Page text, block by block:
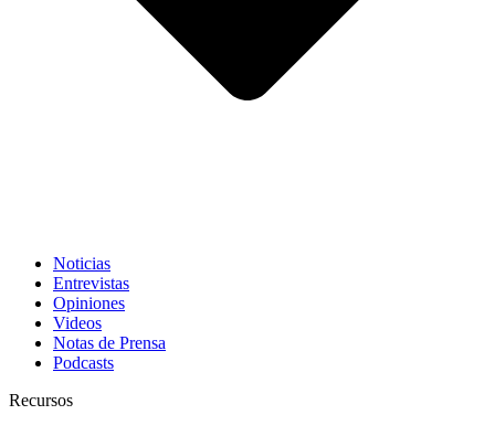
Noticias
Entrevistas
Opiniones
Videos
Notas de Prensa
Podcasts
Recursos